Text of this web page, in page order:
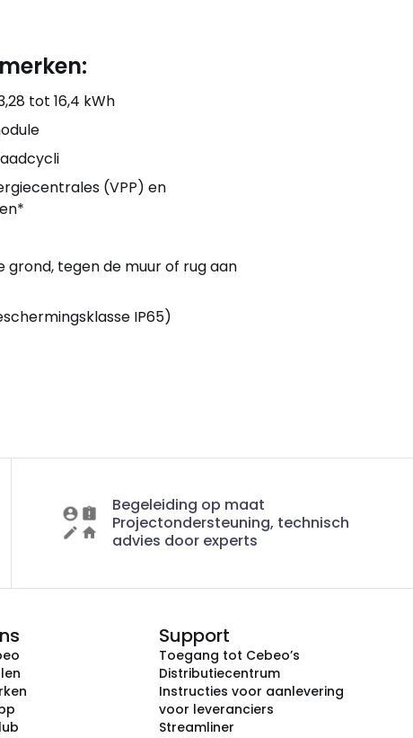
tot 16,4 kWh
(VPP) en
grond, tegen de muur of rug aan
IP65)
Begeleiding op maat
Projectondersteuning, technisch
advies door experts
Support
Toegang tot Cebeo’s
Distributiecentrum
Instructies voor aanlevering
voor leveranciers
Streamliner